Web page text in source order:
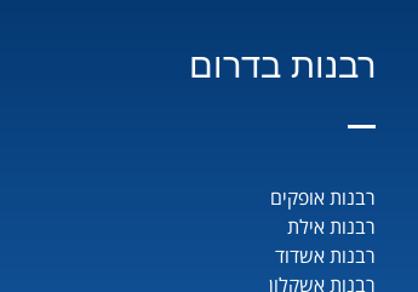
רבנות בדרום
רבנות אופקים
רבנות אילת
רבנות אשדוד
רבנות אשקלון